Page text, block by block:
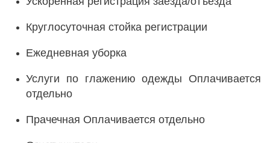
Круглосуточная стойка регистрации
Ежедневная уборка
Услуги по глажению одежды Оплачивается
отдельно
Прачечная Оплачивается отдельно